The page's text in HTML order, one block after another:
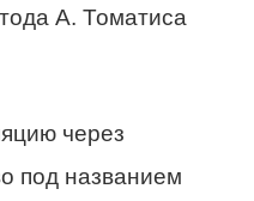
А. Томатиса
через
под названием